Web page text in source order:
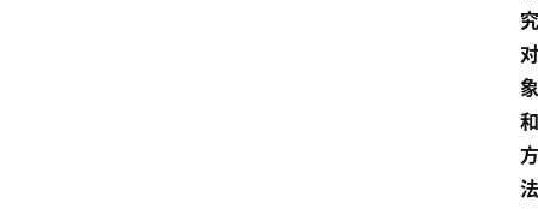
究
对
象
和
方
法